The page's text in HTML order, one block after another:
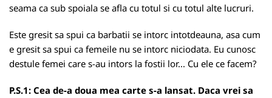
seama ca sub spoiala se afla cu totul si cu totul alte lucruri.
Este gresit sa spui ca barbatii se intorc intotdeauna, asa cum
e gresit sa spui ca femeile nu se intorc niciodata. Eu cunosc
destule femei care s-au intors la fostii lor... Cu ele ce facem?
P.S.1: Cea de-a doua mea carte s-a lansat. Daca vrei sa